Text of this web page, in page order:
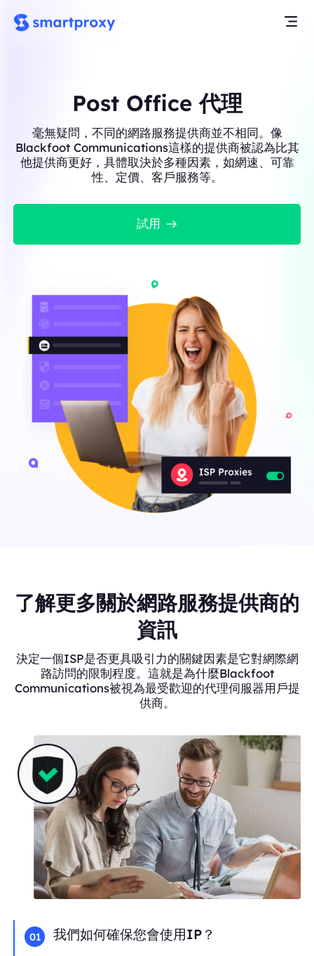
Post Office 代理
毫無疑問，不同的網路服務提供商並不相同。像
Blackfoot Communications這樣的提供商被認為比其
他提供商更好，具體取決於多種因素，如網速、可靠
性、定價、客戶服務等。
試用
了解更多關於網路服務提供商的
資訊
決定一個ISP是否更具吸引力的關鍵因素是它對網際網
路訪問的限制程度。這就是為什麼Blackfoot
Communications被視為最受歡迎的代理伺服器用戶提
供商。
01 我們如何確保您會使用IP？